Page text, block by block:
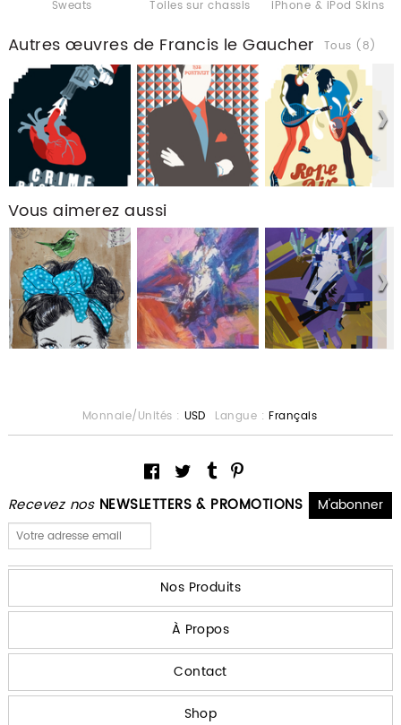
Sweats Toiles sur chassis iPhone & iPod Skins
Autres œuvres de Francis le Gaucher Tous (8)
Vous aimerez aussi
Recevez nos NEWSLETTERS & PROMOTIONS
Monnaie/Unités : USD Langue : Français
Nos Produits
À Propos
Contact
Shop